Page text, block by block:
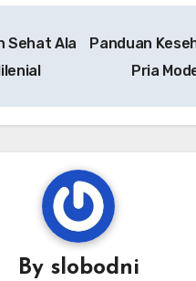
Sehat Ala
Panduan
Pria
By slobodni